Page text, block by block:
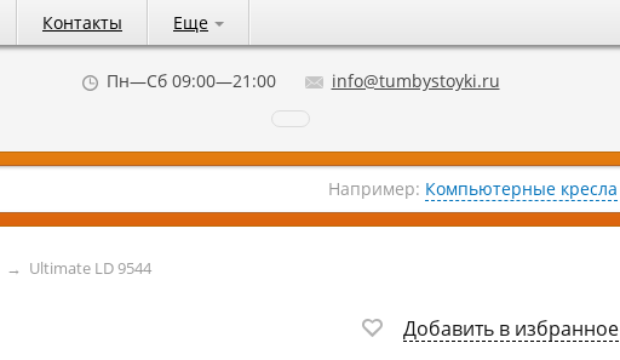
Контакты Еще
Пн—Сб 09:00—21:00 info@tumbystoyki.ru
Например: Компьютерные кресла
→ Ultimate LD 9544
Добавить в избранное